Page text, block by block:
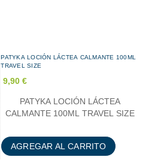
PATYKA LOCIÓN LÁCTEA CALMANTE 100ML
TRAVEL SIZE
9,90 €
PATYKA LOCIÓN LÁCTEA
CALMANTE 100ML TRAVEL SIZE
AGREGAR AL CARRITO